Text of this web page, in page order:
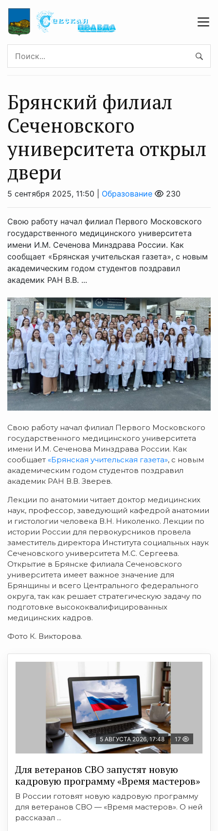
Брянский филиал
Сеченовского
университета открыл
двери
5 сентября 2025, 11:50 | Образование 230
Свою работу начал филиал Первого Московского
государственного медицинского университета
имени И.М. Сеченова Минздрава России. Как
сообщает «Брянская учительская газета», с новым
академическим годом студентов поздравил
академик РАН В.В. ...
Свою работу начал филиал Первого Московского
государственного медицинского университета
имени И.М. Сеченова Минздрава России. Как
сообщает «Брянская учительская газета», с новым
академическим годом студентов поздравил
академик РАН В.В. Зверев.
Лекции по анатомии читает доктор медицинских
наук, профессор, заведующий кафедрой анатомии
и гистологии человека В.Н. Николенко. Лекции по
истории России для первокурсников провела
заместитель директора Института социальных наук
Сеченовского университета М.С. Сергеева.
Открытие в Брянске филиала Сеченовского
университета имеет важное значение для
Брянщины и всего Центрального федерального
округа, так как решает стратегическую задачу по
подготовке высококвалифицированных
медицинских кадров.
Фото К. Викторова.
5 АВГУСТА 2026, 17:48 17
Для ветеранов СВО запустят новую
кадровую программу «Время мастеров»
В России готовят новую кадровую программу
для ветеранов СВО — «Время мастеров». О ней
рассказал ...